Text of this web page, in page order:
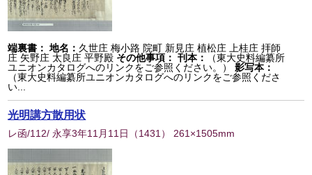
端裏書： 地名： 久世庄 梅小路 院町 新見庄 植松庄 上桂庄 拝師
庄 矢野庄 太良庄 平野殿 その他事項： 刊本：
（東大史料編纂所
ユニオンカタログへのリンクをご参照ください。）
影写本：
（東大史料編纂所ユニオンカタログへのリンクをご参照くださ
い...
光明講方散用状
レ函/112/ 永享3年11月11日 （1431 ） 261×1505mm